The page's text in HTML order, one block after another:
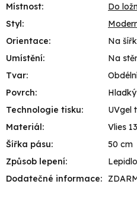
Místnost:
Do
Styl:
Orientace:
Na
Umístění:
Na
Tvar:
Povrch:
Hladký
Technologie tisku:
UVgel
Materiál:
Vlies
Šířka pásu:
50 cm
Způsob lepení:
Dodatečné informace: